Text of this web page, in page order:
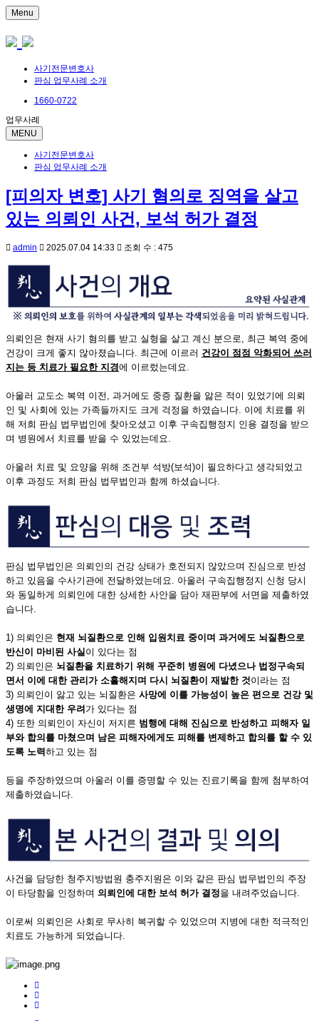
Menu
사기전문변호사
판심 업무사례 소개
1660-0722
업무사례
MENU
사기전문변호사
판심 업무사례 소개
[피의자 변호] 사기 혐의로 징역을 살고
있는 의뢰인 사건, 보석 허가 결정
admin 2025.07.04 14:33 조회 수 : 475
의뢰인은 현재 사기 혐의를 받고 실형을 살고 계신 분으로, 최근 복역 중에
건강이 크게 좋지 않아졌습니다. 최근에 이르러 건강이 점점 악화되어 쓰러
지는 등 치료가 필요한 지경에 이르렀는데요.
아울러 교도소 복역 이전, 과거에도 중증 질환을 앓은 적이 있었기에 의뢰
인 및 사회에 있는 가족들까지도 크게 걱정을 하였습니다. 이에 치료를 위
해 저희 판심 법무법인에 찾아오셨고 이후 구속집행정지 인용 결정을 받으
며 병원에서 치료를 받을 수 있었는데요.
아울러 치료 및 요양을 위해 조건부 석방(보석)이 필요하다고 생각되었고
이후 과정도 저희 판심 법무법인과 함께 하셨습니다.
판심 법무법인은 의뢰인의 건강 상태가 호전되지 않았으며 진심으로 반성
하고 있음을 수사기관에 전달하였는데요. 아울러 구속집행정지 신청 당시
와 동일하게 의뢰인에 대한 상세한 사안을 담아 재판부에 서면을 제출하였
습니다.
1) 의뢰인은 현재 뇌질환으로 인해 입원치료 중이며 과거에도 뇌질환으로
반신이 마비된 사실이 있다는 점
2) 의뢰인은 뇌질환을 치료하기 위해 꾸준히 병원에 다녔으나 법정구속되
면서 이에 대한 관리가 소홀해지며 다시 뇌질환이 재발한 것이라는 점
3) 의뢰인이 앓고 있는 뇌질환은 사망에 이를 가능성이 높은 편으로 건강 및
생명에 지대한 우려 가 있다는 점
4) 또한 의뢰인이 자신이 저지른 범행에 대해 진심으로 반성하고 피해자 일
부와 합의를 마쳤으며 남은 피해자에게도 피해를 변제하고 합의를 할 수 있
도록 노력하고 있는 점
등을 주장하였으며 아울러 이를 증명할 수 있는 진료기록을 함께 첨부하여
제출하였습니다.
사건을 담당한 청주지방법원 충주지원은 이와 같은 판심 법무법인의 주장
이 타당함을 인정하며 의뢰인에 대한 보석 허가 결정을 내려주었습니다.
이로써 의뢰인은 사회로 무사히 복귀할 수 있었으며 지병에 대한 적극적인
치료도 가능하게 되었습니다.